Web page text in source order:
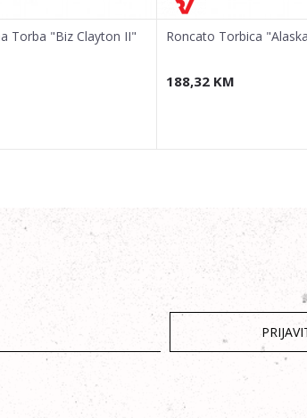
Torba "Biz Clayton II"
Roncato Torbica
188,32 KM